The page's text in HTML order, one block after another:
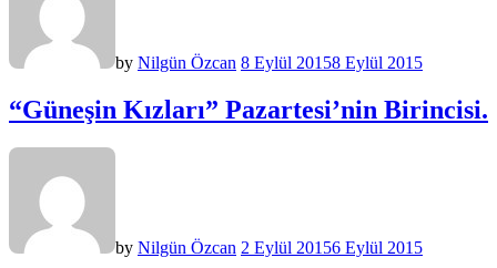
by Nilgün Özcan 8 Eylül 20158 Eylül 2015
“Güneşin Kızları” Pazartesi’nin Birincisi.
by Nilgün Özcan 2 Eylül 20156 Eylül 2015